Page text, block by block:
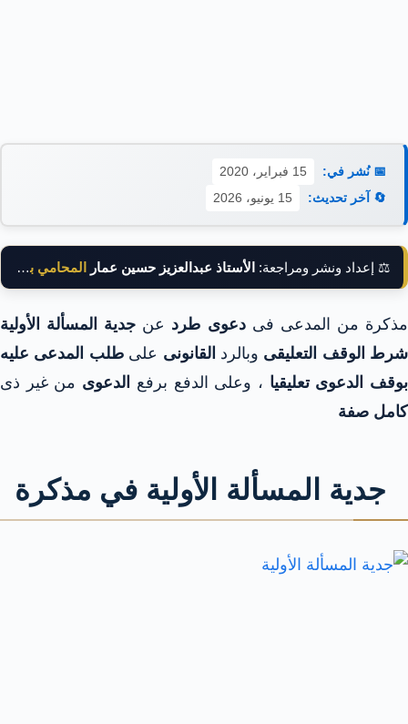
📅 نُشر في:
15 فبراير، 2020
🔄 آخر تحديث:
15 يونيو، 2026
⚖️ إعداد ونشر ومراجعة: الأستاذ عبدالعزيز حسين عمار المحامي بالنقض
مذكرة من المدعى فىدعوى طرد عن جدية المسألة الأولية
شرط الوقف التعليقى وبالرد القانونى علىطلب المدعى عليه
بوقف الدعوى تعليقيا ، وعلى الدفع برفع الدعوى من غير ذى
كامل صفة
جدية المسألة الأولية في مذكرة